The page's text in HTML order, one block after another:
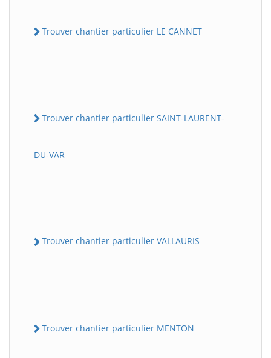
Trouver chantier particulier LE CANNET
Trouver chantier particulier SAINT-LAURENT-
DU-VAR
Trouver chantier particulier VALLAURIS
Trouver chantier particulier MENTON